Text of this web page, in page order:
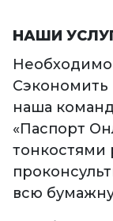
НАШИ
наша
«Паспорт
тонкостями
всю